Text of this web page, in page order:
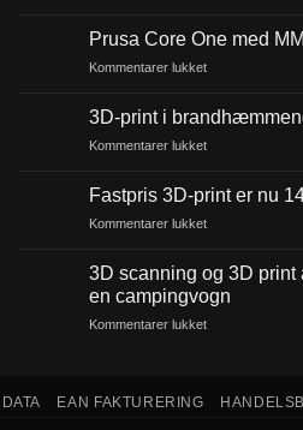
du
3D-
Prusa Core One med
Kommentarer lukkettil
Core
One
med
3D-print i
Kommentarer lukkettil
print
i
brandhæmmende
Fastpris 3D-print er nu
Kommentarer lukkettil
print
er
nu
samme
3D scanning og 3D
en campingvogn
Kommentarer lukkettil
3D
EAN FAKTURERING